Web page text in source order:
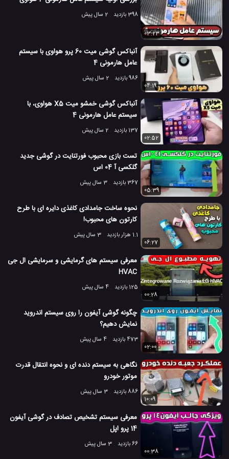
# محبوبیت مکینتاش # محبوبیت ویندوز
# محبوبیت ویندوز 7 # محبوبیت ویندوز XP
# محبوبیت ویندوز ویستا
6.2 هزار بازدید
7 سال پیش تکنولوژی
398 بازدید 2 سال پیش
03:23
آنباکس گوشی میت 60 پرو هواوی با سیستم
عامل هارمونی 4
986 بازدید
2 سال پیش
04:19
آنباکس گوشی خمشو میت X5 هواوی، با
سیستم عامل هارمونی 4
137 بازدید
2 سال پیش
02:52
تست بازی محبوب فورتنایت در گوشی جدید
گلکسی آ 04 اس
367 بازدید
3 سال پیش
05:39
نحوه ساخت جامدادی کاغذی دایره ای با طرح
کارتون های محبوب!
1.1 هزار بازدید
3 سال پیش
06:27
معرفی سیستم های گرمایشی و سرمایشی ال جی
HVAC
125 بازدید
4 سال پیش
00:28
چگونه گوشی آیفون را روی سیستم اندروید
نمایش دهیم؟
473 بازدید
4 سال پیش
02:00
نگاهی به سیستم دنده ای و نحوه انتقال قدرت
موتور خودرو
886 بازدید
3 سال پیش
10:09
معرفی سیستم تشخیص تصادف در گوشی آیفون
14 پرو اپل
66 بازدید
3 سال پیش
00:38